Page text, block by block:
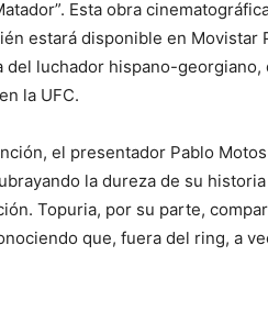
Esta obra
estará disponible en
del luchador hispano-
la UFC.
el presentador Pablo
la dureza de su
Topuria, por su parte,
que, fuera del ring, a